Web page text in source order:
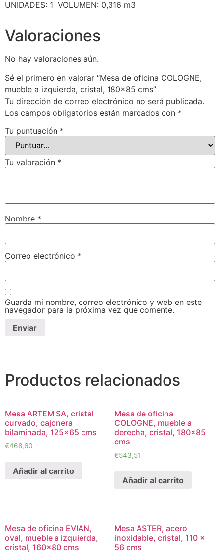
UNIDADES: 1 VOLUMEN: 0,316 m3
Valoraciones
No hay valoraciones aún.
Sé el primero en valorar “Mesa de oficina COLOGNE,
mueble a izquierda, cristal, 180×85 cms”
Tu dirección de correo electrónico no será publicada.
Los campos obligatorios están marcados con *
Tu puntuación *
Tu valoración *
Nombre *
Correo electrónico *
Guarda mi nombre, correo electrónico y web en este
navegador para la próxima vez que comente.
Productos relacionados
Mesa ARTEMISA, cristal
curvado, cajonera
bilaminada, 125×65 cms
€468,60
Añadir al carrito
Mesa de oficina
COLOGNE, mueble a
derecha, cristal, 180×85
cms
€543,51
Añadir al carrito
Mesa de oficina EVIAN,
oval, mueble a izquierda,
cristal, 160×80 cms
Mesa ASTER, acero
inoxidable, cristal, 110 x
56 cms